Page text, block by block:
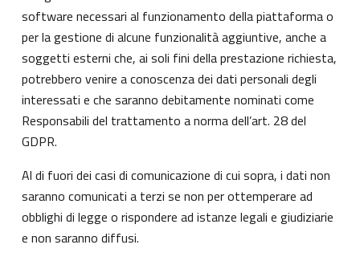
software necessari al funzionamento della piattaforma o
per la gestione di alcune funzionalità aggiuntive, anche a
soggetti esterni che, ai soli fini della prestazione richiesta,
potrebbero venire a conoscenza dei dati personali degli
interessati e che saranno debitamente nominati come
Responsabili del trattamento a norma dell’art. 28 del
GDPR.
Al di fuori dei casi di comunicazione di cui sopra, i dati non
saranno comunicati a terzi se non per ottemperare ad
obblighi di legge o rispondere ad istanze legali e giudiziarie
e non saranno diffusi.